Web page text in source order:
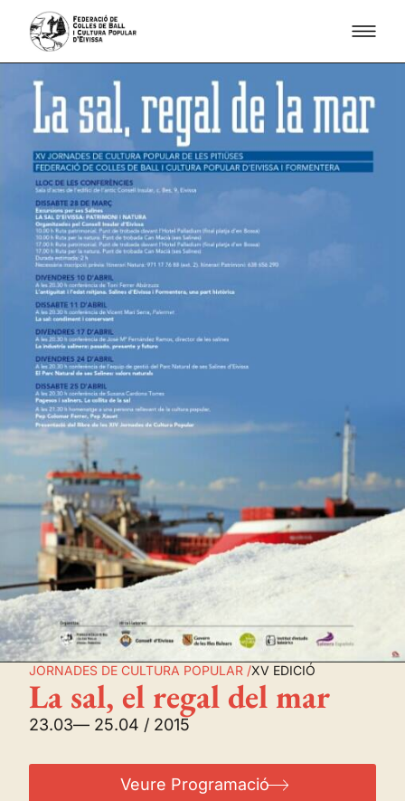
JORNADES DE CULTURA POPULAR /XV EDICIÓ
La sal, el regal del mar
23.03— 25.04 / 2015
Veure Programació